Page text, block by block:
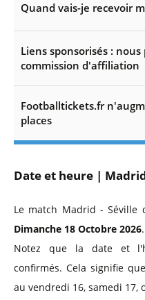
Quand vais-je recevoir
Liens sponsorisés :
commission d'affiliation
Footballtickets.fr
places
Date et heure |
Le match Madrid - Séville
Dimanche 18 Octobre 2026.
Notez que la date et
confirmés. Cela signifie
au vendredi 16, samedi 17,